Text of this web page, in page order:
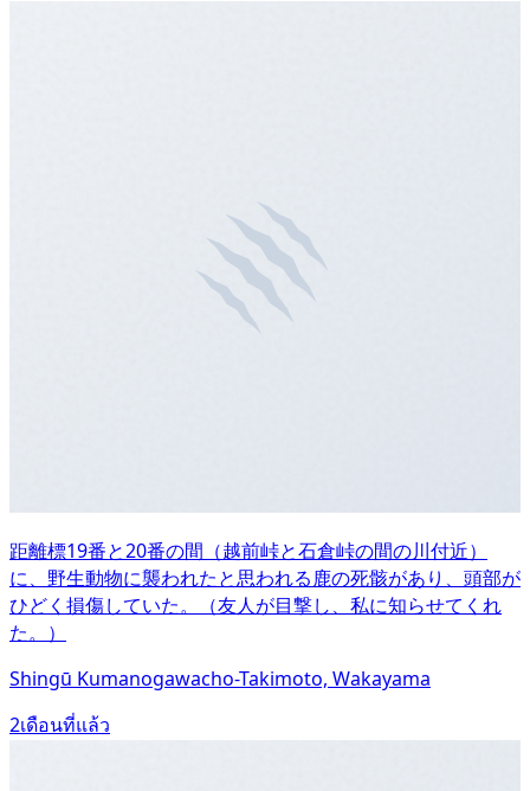
距離標19番と20番の間（越前峠と石倉峠の間の川付近）
に、野生動物に襲われたと思われる鹿の​​死骸があり、頭部が
ひどく損傷していた。（友人が目撃し、私に知らせてくれ
た。）
Shingū Kumanogawacho-Takimoto, Wakayama
2เดือนที่แล้ว